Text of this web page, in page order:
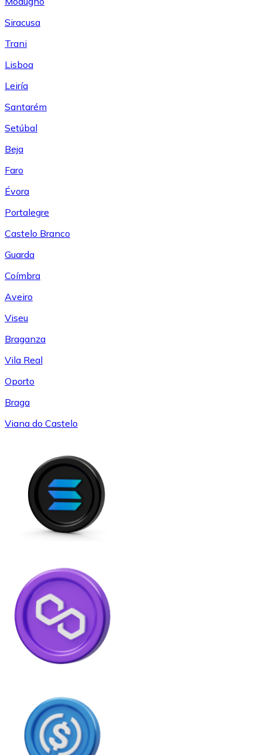
Siracusa
Trani
Lisboa
Leiría
Santarém
Setúbal
Beja
Faro
Évora
Portalegre
Castelo Branco
Guarda
Coímbra
Aveiro
Viseu
Braganza
Vila Real
Oporto
Braga
Viana do Castelo